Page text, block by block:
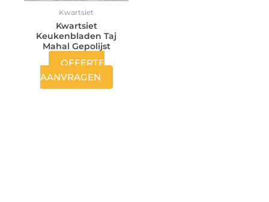
Kwartsiet
Kwartsiet
Keukenbladen Taj
Mahal Gepolijst
OFFERTE
AANVRAGEN